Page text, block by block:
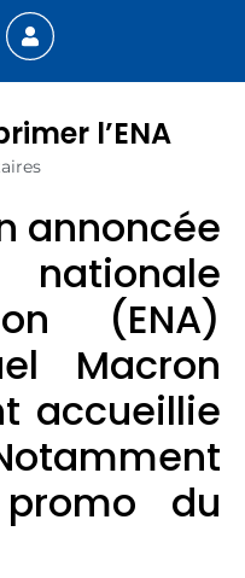
l’ENA
annoncée
(ENA)
Macron
accueillie
du